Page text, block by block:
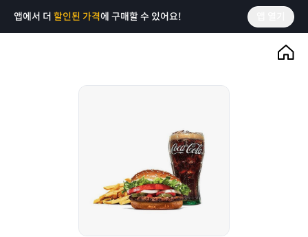
앱에서 더 할인된 가격에 구매할 수 있어요!